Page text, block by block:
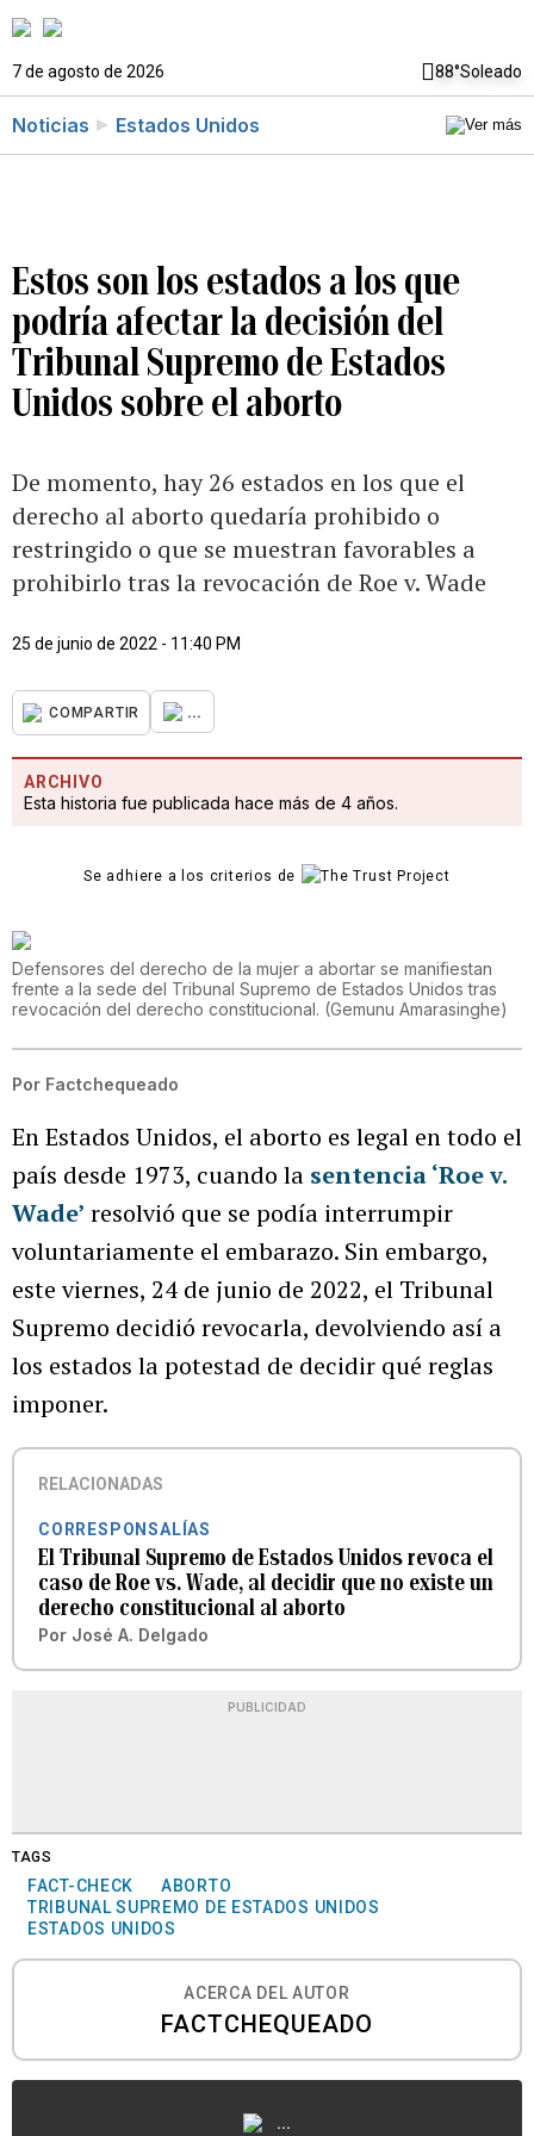
7 de agosto de 2026 88°Soleado
Noticias Estados Unidos
Estos son los estados a los que
podría afectar la decisión del
Tribunal Supremo de Estados
Unidos sobre el aborto
De momento, hay 26 estados en los que el
derecho al aborto quedaría prohibido o
restringido o que se muestran favorables a
prohibirlo tras la revocación de Roe v. Wade
25 de junio de 2022 - 11:40 PM
COMPARTIR ...
ARCHIVO
Esta historia fue publicada hace más de 4 años.
Se adhiere a los criterios de
Defensores del derecho de la mujer a abortar se manifiestan
frente a la sede del Tribunal Supremo de Estados Unidos tras
revocación del derecho constitucional. (Gemunu Amarasinghe)
Por Factchequeado
En Estados Unidos, el aborto es legal en todo el
país desde 1973, cuando la sentencia ‘Roe v.
Wade’ resolvió que se podía interrumpir
voluntariamente el embarazo. Sin embargo,
este viernes, 24 de junio de 2022, el Tribunal
Supremo decidió revocarla, devolviendo así a
los estados la potestad de decidir qué reglas
imponer.
RELACIONADAS
CORRESPONSALÍAS
El Tribunal Supremo de Estados Unidos revoca el
caso de Roe vs. Wade, al decidir que no existe un
derecho constitucional al aborto
Por José A. Delgado
PUBLICIDAD
TAGS
FACT-CHECK
ABORTO
TRIBUNAL SUPREMO DE ESTADOS UNIDOS
ESTADOS UNIDOS
ACERCA DEL AUTOR
FACTCHEQUEADO
...